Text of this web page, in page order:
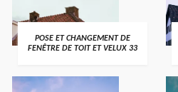
POSE ET CHANGEMENT DE
FENÊTRE DE TOIT ET VELUX 33